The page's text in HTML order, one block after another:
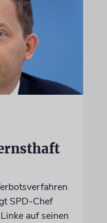
SPD-Chef
auf seinen